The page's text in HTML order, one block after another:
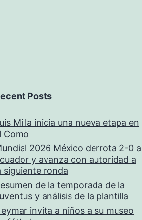
Posts
Milla inicia una nueva etapa en
Como
2026 México derrota 2-0 a
y avanza con autoridad a
siguiente ronda
de la temporada de la
y análisis de la plantilla
invita a niños a su museo